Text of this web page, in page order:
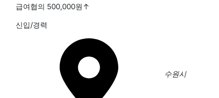
급여협의 500,000원 ↑
신입/경력
수원시